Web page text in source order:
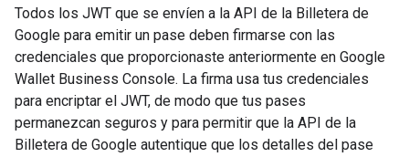
Todos los JWT que se envíen a la API de la Billetera de
Google para emitir un pase deben firmarse con las
credenciales que proporcionaste anteriormente en Google
Wallet Business Console. La firma usa tus credenciales
para encriptar el JWT, de modo que tus pases
permanezcan seguros y para permitir que la API de la
Billetera de Google autentique que los detalles del pase